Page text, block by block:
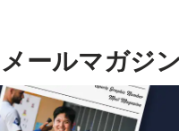
メールマガジ